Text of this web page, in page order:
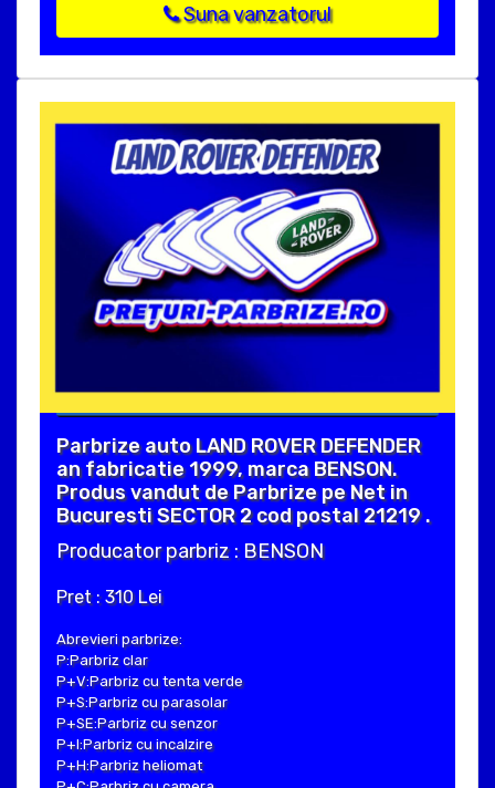
Suna vanzatorul
Parbrize auto LAND ROVER DEFENDER
an fabricatie 1999, marca BENSON.
Produs vandut de Parbrize pe Net in
Bucuresti SECTOR 2 cod postal 21219 .
Producator parbriz : BENSON
Pret : 310 Lei
Abrevieri parbrize:
P:Parbriz clar
P+V:Parbriz cu tenta verde
P+S:Parbriz cu parasolar
P+SE:Parbriz cu senzor
P+I:Parbriz cu incalzire
P+H:Parbriz heliomat